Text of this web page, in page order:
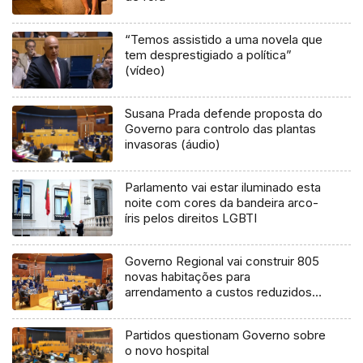
“Temos assistido a uma novela que
tem desprestigiado a política”
(vídeo)
Susana Prada defende proposta do
Governo para controlo das plantas
invasoras (áudio)
Parlamento vai estar iluminado esta
noite com cores da bandeira arco-
íris pelos direitos LGBTI
Governo Regional vai construir 805
novas habitações para
arrendamento a custos reduzidos
Partidos questionam Governo sobre
o novo hospital